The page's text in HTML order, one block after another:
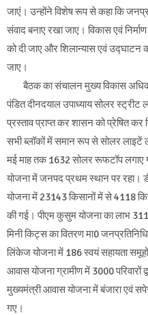
जाएं। उन्होंने विशेष रूप से कहा कि
संवाद बनाए रखा जाए। विकास एवं
को दी जाए और शिलान्यास एवं उद्घाटन
जाए।
बैठक का संचालन मुख्य विकास
पंडित दीनदयाल उपाध्याय सोलर
प्रस्ताव प्राप्त कर शासन को प्रेषित कर
सभी ब्लॉकों में समान रूप से सोलर लाइटें
मई माह तक 1632 सोलर रूफटॉप लगाए
योजना में जनपद प्रथम स्थान पर रहा।
योजना में 23143 किसानों में से 4118
की गई। पीएम कुसुम योजना का लाभ
मिनी किट्स का वितरण मा0
लिंकेज योजना में 186 स्वयं सहायता
आवास योजना ग्रामीण में 3000 परिवारों
मुख्यमंत्री आवास योजना में बंजारा एवं
गए।